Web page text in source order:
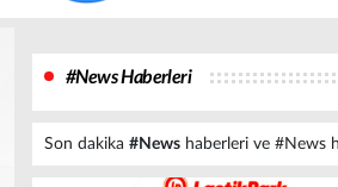
#News Haberleri
Son dakika #News haberleri ve #News